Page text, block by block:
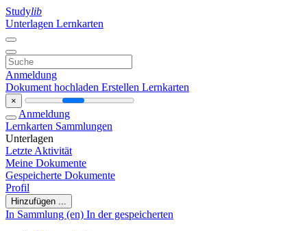
Studylib
Unterlagen Lernkarten
Anmeldung
Dokument hochladen Erstellen Lernkarten
×
Anmeldung
Lernkarten Sammlungen
Unterlagen
Letzte Aktivität
Meine Dokumente
Gespeicherte Dokumente
Profil
Hinzufügen ...
In Sammlung (en) In der gespeicherten